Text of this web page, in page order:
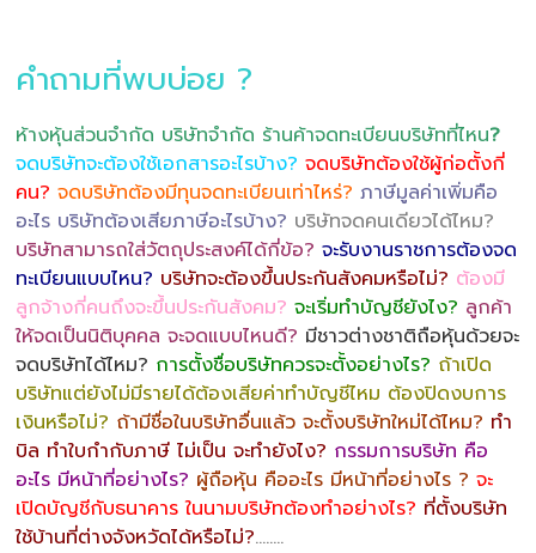
คำถามที่พบบ่อย ?
ห้างหุ้นส่วนจำกัด บริษัทจำกัด ร้านค้าจดทะเบียนบริษัทที่ไหน?
จดบริษัทจะต้องใช้เอกสารอะไรบ้าง? จดบริษัทต้องใช้ผู้ก่อตั้งกี่
คน? จดบริษัทต้องมีทุนจดทะเบียนเท่าไหร่? ภาษีมูลค่าเพิ่มคือ
อะไร บริษัทต้องเสียภาษีอะไรบ้าง? บริษัทจดคนเดียวได้ไหม?
บริษัทสามารถใส่วัตถุประสงค์ได้กี่ข้อ? จะรับงานราชการต้องจด
ทะเบียนแบบไหน? บริษัทจะต้องขึ้นประกันสังคมหรือไม่? ต้องมี
ลูกจ้างกี่คนถึงจะขึ้นประกันสังคม? จะเริ่มทำบัญชียังไง? ลูกค้า
ให้จดเป็นนิติบุคคล จะจดแบบไหนดี? มีชาวต่างชาติถือหุ้นด้วยจะ
จดบริษัทได้ไหม? การตั้งชื่อบริษัทควรจะตั้งอย่างไร? ถ้าเปิด
บริษัทแต่ยังไม่มีรายได้ต้องเสียค่าทำบัญชีไหม ต้องปิดงบการ
เงินหรือไม่? ถ้ามีชื่อในบริษัทอื่นแล้ว จะตั้งบริษัทใหม่ได้ไหม? ทำ
บิล ทำใบกำกับภาษี ไม่เป็น จะทำยังไง? กรรมการบริษัท คือ
อะไร มีหน้าที่อย่างไร? ผู้ถือหุ้น คืออะไร มีหน้าที่อย่างไร ? จะ
เปิดบัญชีกับธนาคาร ในนามบริษัทต้องทำอย่างไร? ที่ตั้งบริษัท
ใช้บ้านที่ต่างจังหวัดได้หรือไม่?……..